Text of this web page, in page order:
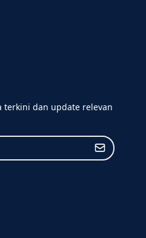
dan update relevan